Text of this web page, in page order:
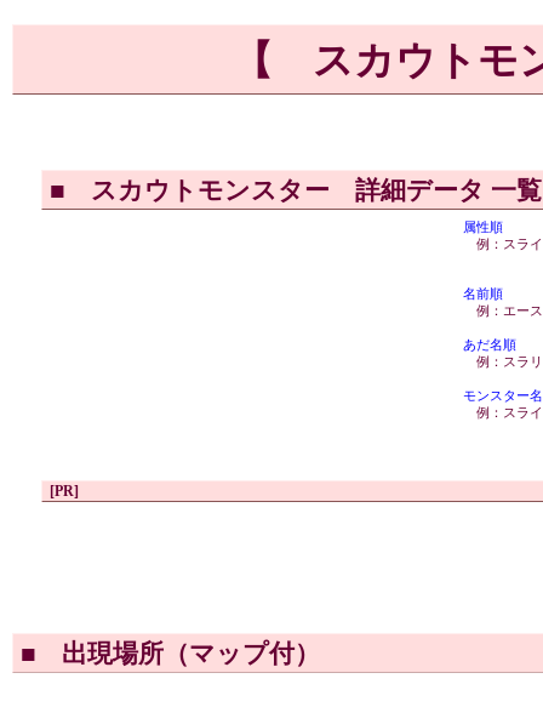
【 スカウト
■ スカウトモンスター 詳細データ 一
属性順
例：スラ
名前順
例：エース
あだ名順
例：スラ
モンスター
例：スラ
[PR]
■ 出現場所（マップ付）